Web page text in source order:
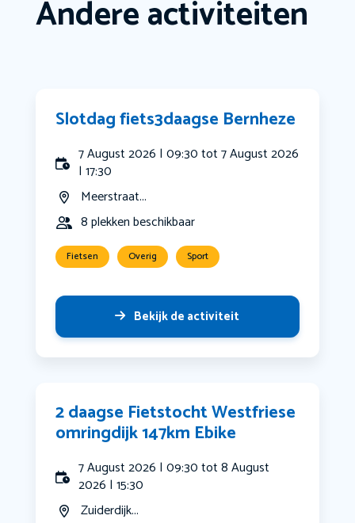
Andere activiteiten
Slotdag fiets3daagse Bernheze
7 August 2026 | 09:30 tot 7 August 2026
| 17:30
Meerstraat...
8 plekken beschikbaar
Fietsen Overig Sport
Bekijk de activiteit
2 daagse Fietstocht Westfriese
omringdijk 147km Ebike
7 August 2026 | 09:30 tot 8 August
2026 | 15:30
Zuiderdijk...